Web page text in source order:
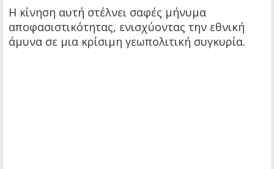
Η κίνηση αυτή στέλνει σαφές μήνυμα
αποφασιστικότητας, ενισχύοντας την εθνική
άμυνα σε μια κρίσιμη γεωπολιτική συγκυρία.